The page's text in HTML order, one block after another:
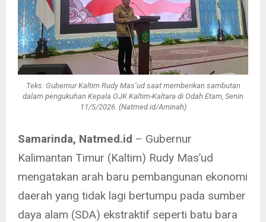
Teks: Gubernur Kaltim Rudy Mas’ud saat memberikan sambutan
dalam pengukuhan Kepala OJK Kaltim-Kaltara di Odah Etam, Senin
11/5/2026. (Natmed.id/Aminah)
Samarinda, Natmed.id – Gubernur
Kalimantan Timur (Kaltim) Rudy Mas’ud
mengatakan arah baru pembangunan ekonomi
daerah yang tidak lagi bertumpu pada sumber
daya alam (SDA) ekstraktif seperti batu bara